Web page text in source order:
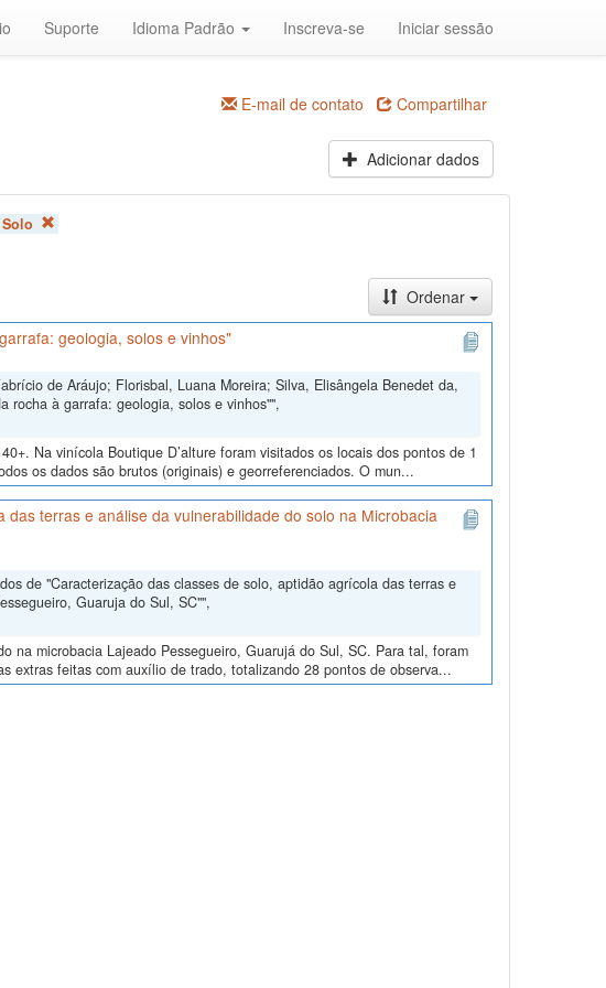
Suporte Idioma Padrão Inscreva-se Iniciar sessão
E-mail de contato Compartilhar
Adicionar dados
Ordenar
geologia, solos e vinhos"
de Aráujo; Florisbal, Luana Moreira; Silva, Elisângela Benedet da,
rocha à garrafa: geologia, solos e vinhos"",
Na vinícola Boutique D’alture foram visitados os locais dos pontos de 1
os dados são brutos (originais) e georreferenciados. O mun...
terras e análise da vulnerabilidade do solo na Microbacia
de "Caracterização das classes de solo, aptidão agrícola das terras e
Guaruja do Sul, SC"",
na microbacia Lajeado Pessegueiro, Guarujá do Sul, SC. Para tal, foram
extras feitas com auxílio de trado, totalizando 28 pontos de observa...